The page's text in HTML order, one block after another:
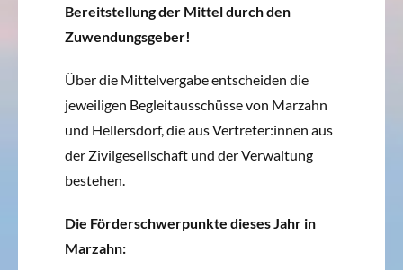
Bereitstellung der Mittel durch den
Zuwendungsgeber!
Über die Mittelvergabe entscheiden die
jeweiligen Begleitausschüsse von Marzahn
und Hellersdorf, die aus Vertreter:innen aus
der Zivilgesellschaft und der Verwaltung
bestehen.
Die Förderschwerpunkte dieses Jahr in
Marzahn: